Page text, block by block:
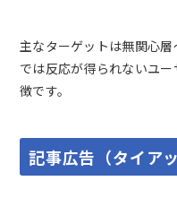
主なターゲットは無関心
では反応が得られないユ
徴です。
記事広告（タイア